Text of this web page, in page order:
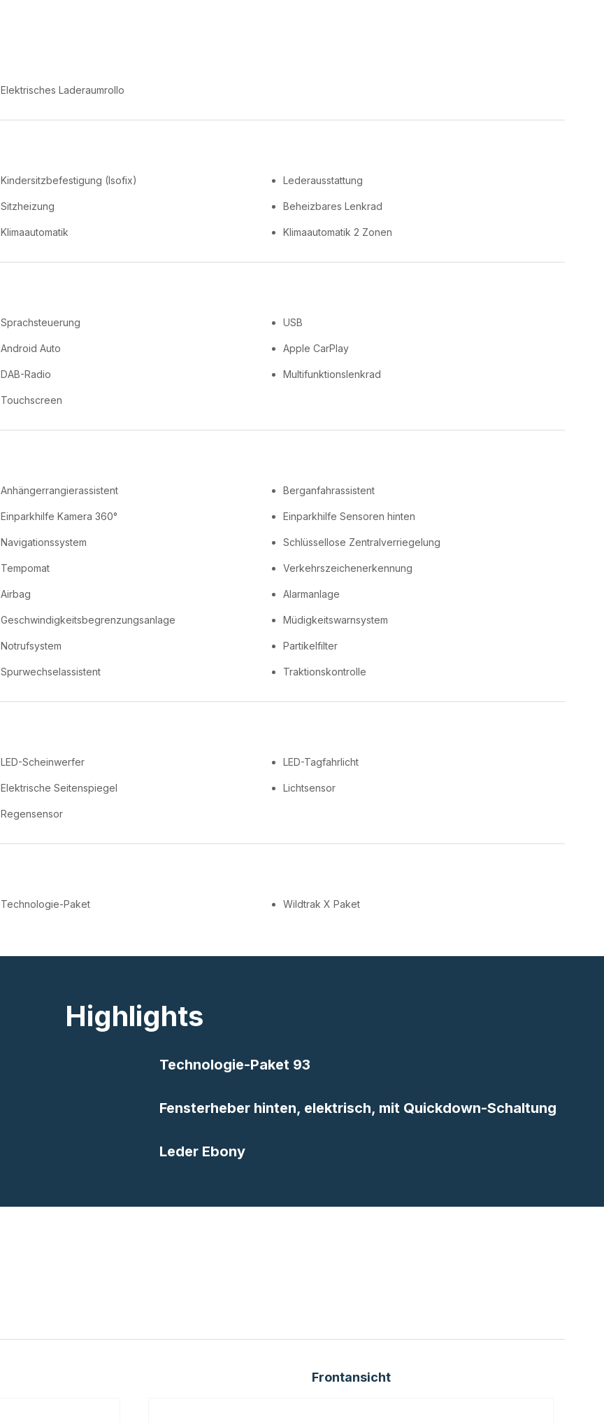
Elektrisches Laderaumrollo
Kindersitzbefestigung (Isofix) Lederausstattung
Sitzheizung Beheizbares Lenkrad
Klimaautomatik Klimaautomatik 2 Zonen
Sprachsteuerung USB
Android Auto Apple CarPlay
DAB-Radio Multifunktionslenkrad
Touchscreen
Anhängerrangierassistent Berganfahrassistent
Einparkhilfe Kamera 360° Einparkhilfe Sensoren hinten
Navigationssystem Schlüssellose Zentralverriegelung
Tempomat Verkehrszeichenerkennung
Airbag Alarmanlage
Geschwindigkeitsbegrenzungsanlage Müdigkeitswarnsystem
Notrufsystem Partikelfilter
Spurwechselassistent Traktionskontrolle
LED-Scheinwerfer LED-Tagfahrlicht
Elektrische Seitenspiegel Lichtsensor
Regensensor
Technologie-Paket Wildtrak X Paket
Highlights
Technologie-Paket 93
Fensterheber hinten, elektrisch, mit Quickdown-Schaltung
Leder Ebony
Frontansicht